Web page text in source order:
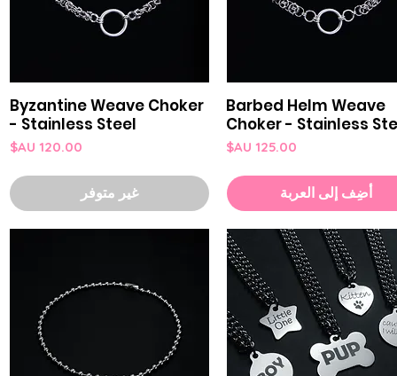
العرض السريع
Barbed Helm Weave
Choker - Stainless
السعر
أضِف إلى العربة
العرض السريع
Byzantine Weave Choker
- Stainless Steel
السعر
غير متوفر